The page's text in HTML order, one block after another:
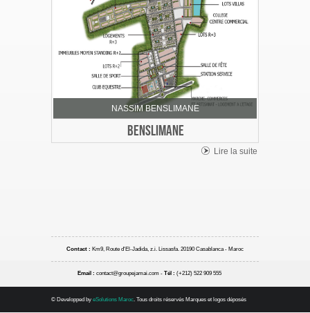
NASSIM BENSLIMANE
BENSLIMANE
Lire la suite
Contact : Km9, Route d'El-Jadida, z.i. Lissasfa. 20190 Casablanca - Maroc
Email : contact@groupejamai.com - Tél : (+212) 522 909 555
© Developped by eSolutions Maroc. Tous droits réservés Marques et logos déposés